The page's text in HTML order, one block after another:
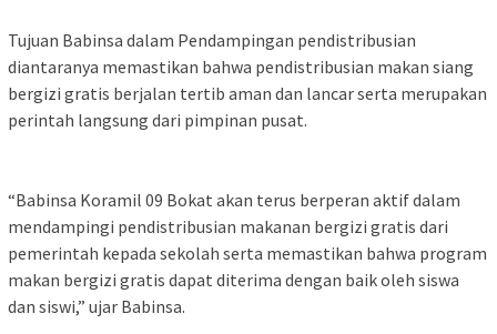
Tujuan Babinsa dalam Pendampingan pendistribusian
diantaranya memastikan bahwa pendistribusian makan siang
bergizi gratis berjalan tertib aman dan lancar serta merupakan
perintah langsung dari pimpinan pusat.
“Babinsa Koramil 09 Bokat akan terus berperan aktif dalam
mendampingi pendistribusian makanan bergizi gratis dari
pemerintah kepada sekolah serta memastikan bahwa program
makan bergizi gratis dapat diterima dengan baik oleh siswa
dan siswi,” ujar Babinsa.